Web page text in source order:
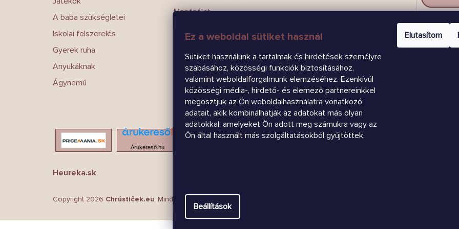
Ez a weboldal sütiket használ
Sütiket használunk a tartalmak és hirdetések személyre
szabásához, közösségi funkciók biztosításához,
valamint weboldalforgalmunk elemzéséhez. Ezenkívül
közösségi média-, hirdető- és elemező partnereinkkel
megosztjuk az Ön weboldalhasználatra vonatkozó
adatait, akik kombinálhatják az adatokat más olyan
adatokkal, amelyeket Ön adott meg számukra vagy az
Ön által használt más szolgáltatásokból gyűjtöttek.
Beállítások
Elutasítom
A baba szükségletei
Iskolai felszerelés
Gyerek ruha
Anyukáknak
Ágynemű
Magánélet
Heureka.sk
Árukereső.hu
Copyright 2026 Chrústiček.eu. Minden jog fenntartva. Süti beállítások szerkesztése